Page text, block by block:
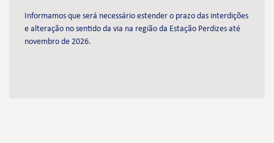
Informamos que será necessário estender o prazo das interdições
e alteração no sentido da via na região da Estação Perdizes até
novembro de 2026.